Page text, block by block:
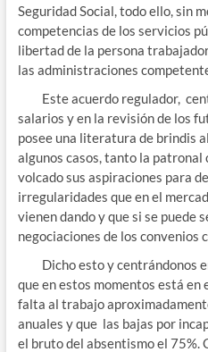
Seguridad Social, todo ello, sin
competencias de los servicios
libertad de la persona
las administraciones
Este acuerdo regulador,
salarios y en la revisión de los
posee una literatura de brindis
algunos casos, tanto la patronal
volcado sus aspiraciones para
irregularidades que en el
vienen dando y que si se puede
negociaciones de los convenios
Dicho esto y centrándonos
que en estos momentos está en
falta al trabajo
anuales y que las bajas por
el bruto del absentismo el 75%.